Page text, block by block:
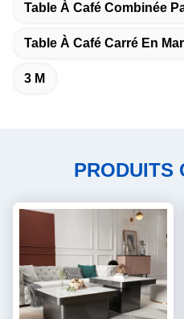
Table À Café Combinée
Table À Café Carré En
3 M
PRODUITS